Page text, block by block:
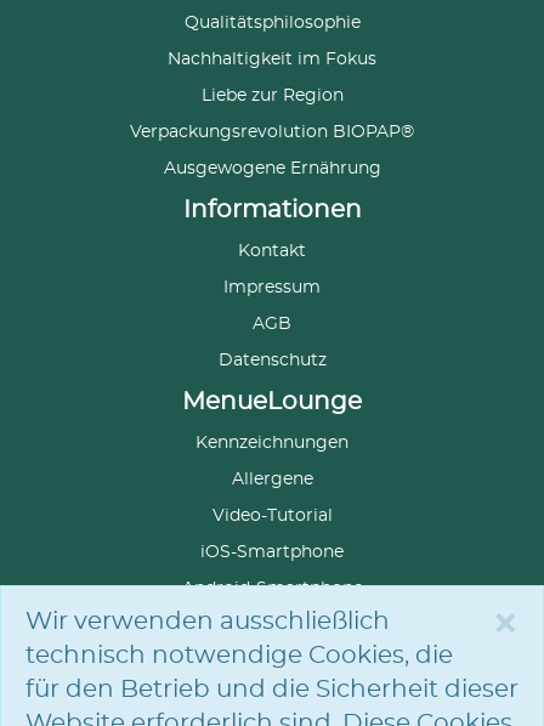
×
Wir verwenden ausschließlich
technisch notwendige Cookies, die
für den Betrieb und die Sicherheit dieser
Qualitätsphilosophie
Nachhaltigkeit im Fokus
Liebe zur Region
Verpackungsrevolution BIOPAP®
Ausgewogene Ernährung
Informationen
Kontakt
Impressum
AGB
Datenschutz
MenueLounge
Kennzeichnungen
Allergene
Video-Tutorial
iOS-Smartphone
Android-Smartphone
SPRACHE
AUSWÄHLEN